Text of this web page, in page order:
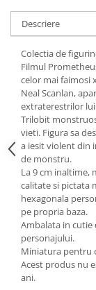
SETURI SI
MACHETE
MACHETE AUTO
Machete Auto
Miniaturi Dacia,
Clasice
Machete Politie /
Machete Auto
Limuzine,
Machete
Machete Raliu
Oficiale și
Machete SUV-
Off-Road si
Machete Taxi 1:43
Machete Van-uri
Miniaturi
Comerciale
Muscle Cars /
Descriere
Colectia de
Filmul
celor mai faimosi
Neal Scanlan,
extraterestrilor lui
Trilobit
vieti. Figura sa
a iesit violent din
de monstru.
La 9 cm inaltime,
calitate si pictata
hexagonala
pe propria baza.
Ambalata in cutie
personajului.
Miniatura pentru
Acest produs nu
ani.